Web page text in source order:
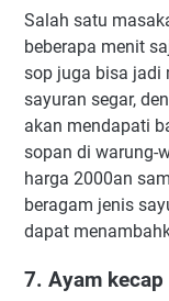
Salah satu
beberapa menit
sop juga bisa jadi
sayuran segar,
akan mendapati
sopan di warung-
harga 2000an
beragam jenis
dapat
7. Ayam kecap